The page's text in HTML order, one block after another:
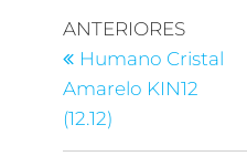
ANTERIORES
Humano Cristal
Amarelo KIN12
(12.12)